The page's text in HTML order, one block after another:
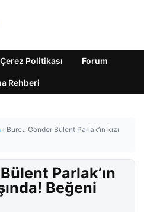
Çerez Politikası Forum
Rehberi
› Burcu Gönder Bülent Parlak’ın kızı
Parlak’ın
Beğeni